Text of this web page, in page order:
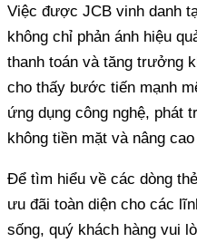
Việc được JCB vinh danh
không chỉ phản ánh hiệu
thanh toán và tăng trưởng
cho thấy bước tiến mạnh
ứng dụng công nghệ, phát
không tiền mặt và nâng
Để tìm hiểu về các dòng
ưu đãi toàn diện cho các
sống, quý khách hàng vui